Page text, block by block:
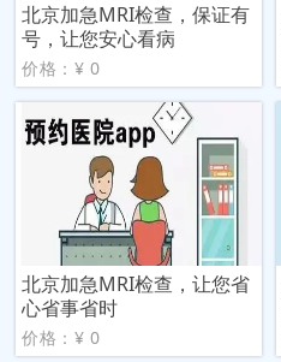
北京加急MRI检查，保证有
号，让您安心看病
价格：¥ 0
北京加急MRI检查，让您省
心省事省时
价格：¥ 0